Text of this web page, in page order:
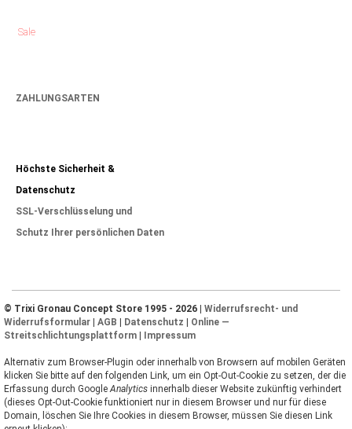
Sale
ZAHLUNGSARTEN
Höchste Sicherheit &
Datenschutz
SSL-Verschlüsselung und
Schutz Ihrer persönlichen Daten
© Trixi Gronau Concept Store 1995 - 2026 | Widerrufsrecht- und
Widerrufsformular | AGB | Datenschutz | Online —
Streitschlichtungsplattform | Impressum
Alternativ zum Browser-Plugin oder innerhalb von Browsern auf mobilen Geräten
klicken Sie bitte auf den folgenden Link, um ein Opt-Out-Cookie zu setzen, der die
Erfassung durch Google Analytics innerhalb dieser Website zukünftig verhindert
(dieses Opt-Out-Cookie funktioniert nur in diesem Browser und nur für diese
Domain, löschen Sie Ihre Cookies in diesem Browser, müssen Sie diesen Link